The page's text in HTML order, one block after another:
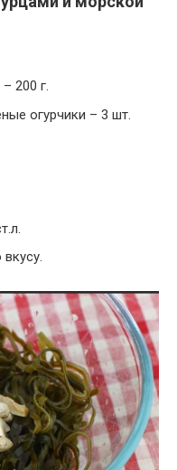
200 г.
огурчики – 3 шт.